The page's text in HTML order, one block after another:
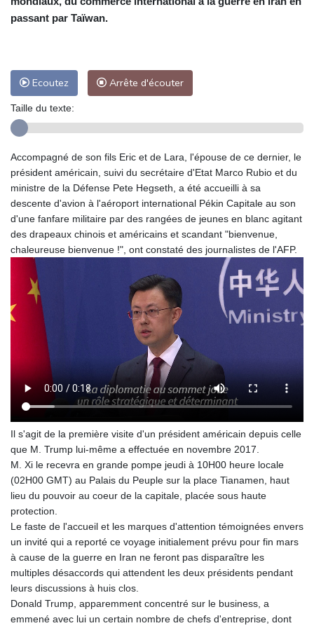
passant par Taïwan.
Ecoutez Arrête d'écouter
Taille du texte:
Accompagné de son fils Eric et de Lara, l'épouse de ce dernier, le
président américain, suivi du secrétaire d'Etat Marco Rubio et du
ministre de la Défense Pete Hegseth, a été accueilli à sa
descente d'avion à l'aéroport international Pékin Capitale au son
d'une fanfare militaire par des rangées de jeunes en blanc agitant
des drapeaux chinois et américains et scandant "bienvenue,
chaleureuse bienvenue !", ont constaté des journalistes de l'AFP.
Il s'agit de la première visite d'un président américain depuis celle
que M. Trump lui-même a effectuée en novembre 2017.
M. Xi le recevra en grande pompe jeudi à 10H00 heure locale
(02H00 GMT) au Palais du Peuple sur la place Tianamen, haut
lieu du pouvoir au coeur de la capitale, placée sous haute
protection.
Le faste de l'accueil et les marques d'attention témoignées envers
un invité qui a reporté ce voyage initialement prévu pour fin mars
à cause de la guerre en Iran ne feront pas disparaître les
multiples désaccords qui attendent les deux présidents pendant
leurs discussions à huis clos.
Donald Trump, apparemment concentré sur le business, a
emmené avec lui un certain nombre de chefs d'entreprise, dont